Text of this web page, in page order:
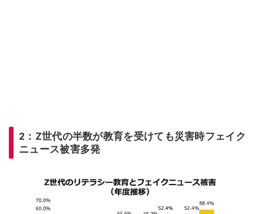
2：Z世代の半数が教育を受けても災害時フェイク
ニュース被害多発